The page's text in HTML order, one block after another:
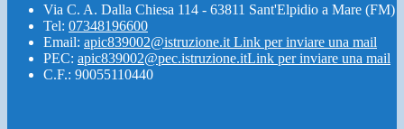
Via C. A. Dalla Chiesa 114 - 63811 Sant'Elpidio a Mare (FM)
Tel: 07348196600
Email: apic839002@istruzione.it Link per inviare una mail
PEC: apic839002@pec.istruzione.itLink per inviare una mail
C.F.: 90055110440